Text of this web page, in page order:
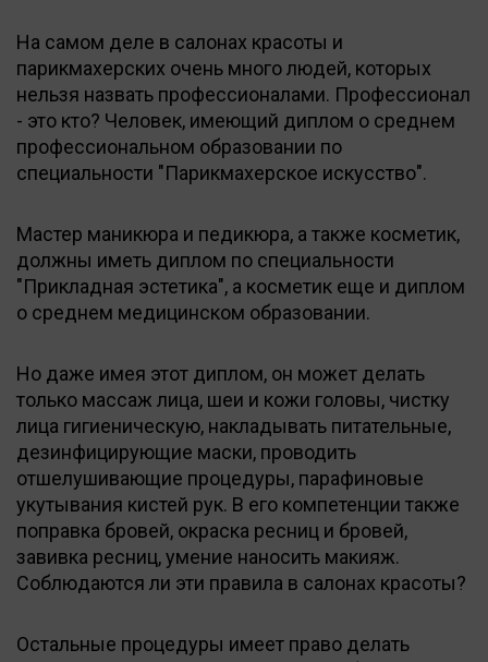
На самом деле в салонах красоты и
парикмахерских очень много людей, которых
нельзя назвать профессионалами. Профессионал
- это кто? Человек, имеющий диплом о среднем
профессиональном образовании по
специальности "Парикмахерское искусство".
Мастер маникюра и педикюра, а также косметик,
должны иметь диплом по специальности
"Прикладная эстетика", а косметик еще и диплом
о среднем медицинском образовании.
Но даже имея этот диплом, он может делать
только массаж лица, шеи и кожи головы, чистку
лица гигиеническую, накладывать питательные,
дезинфицирующие маски, проводить
отшелушивающие процедуры, парафиновые
укутывания кистей рук. В его компетенции также
поправка бровей, окраска ресниц и бровей,
завивка ресниц, умение наносить макияж.
Соблюдаются ли эти правила в салонах красоты?
Остальные процедуры имеет право делать